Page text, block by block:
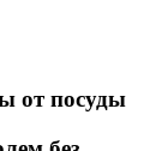
от посуды